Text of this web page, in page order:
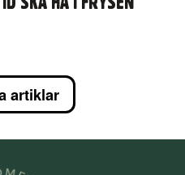
artiklar